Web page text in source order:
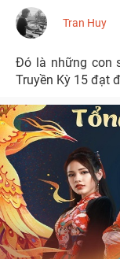
kênh Youtube
Tran Huy
Đó là những con
Truyền Kỳ 15 đạt